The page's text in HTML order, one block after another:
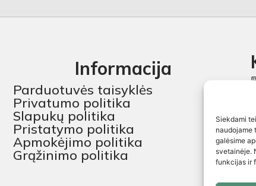
Siekdami
naudojame
galėsime
svetainėje.
funkcijas ir
Informacija
Parduotuvės taisyklės
Privatumo politika
Slapukų politika
Pristatymo politika
Apmokėjimo politika
Grąžinimo politika